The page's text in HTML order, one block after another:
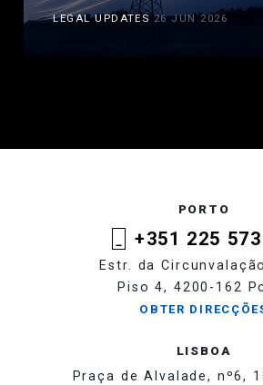
LEGAL UPDATES26 JUN 2026
PORTO
+351 225
Estr. da
Piso 4, 4200-162
OBTER
LISBOA
Praça de Alvalade, nº6,